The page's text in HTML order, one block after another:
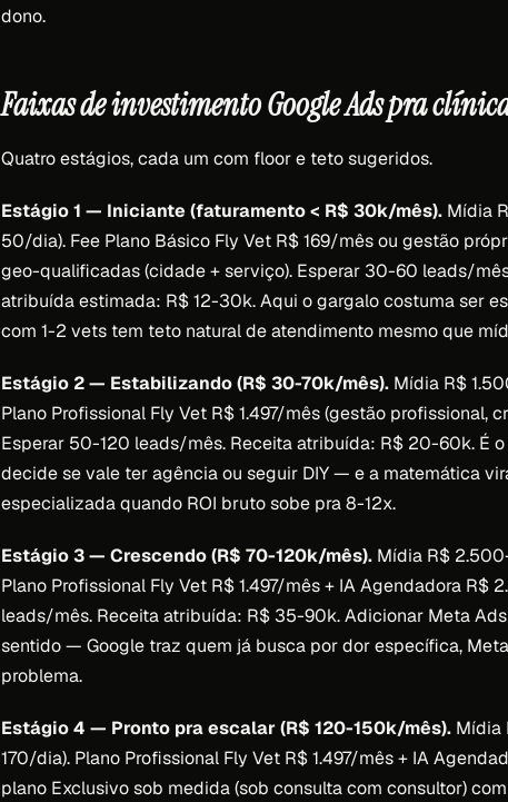
dono.
Faixas de investimento Google Ads pra
Quatro estágios, cada um com floor e teto sugeridos.
Estágio 1 — Iniciante (faturamento < R$ 30k/mês). Mídia
50/dia). Fee Plano Básico Fly Vet R$ 169/mês ou gestão
geo-qualificadas (cidade + serviço). Esperar 30-60 leads/
atribuída estimada: R$ 12-30k. Aqui o gargalo costuma ser
com 1-2 vets tem teto natural de atendimento mesmo que
Estágio 2 — Estabilizando (R$ 30-70k/mês). Mídia R$
Plano Profissional Fly Vet R$ 1.497/mês (gestão profissional,
Esperar 50-120 leads/mês. Receita atribuída: R$ 20-60k. É
decide se vale ter agência ou seguir DIY — e a matemática
especializada quando ROI bruto sobe pra 8-12x.
Estágio 3 — Crescendo (R$ 70-120k/mês). Mídia R$
Plano Profissional Fly Vet R$ 1.497/mês + IA Agendadora R$
leads/mês. Receita atribuída: R$ 35-90k. Adicionar Meta
sentido — Google traz quem já busca por dor específica,
problema.
Estágio 4 — Pronto pra escalar (R$ 120-150k/mês). Mídia
170/dia). Plano Profissional Fly Vet R$ 1.497/mês + IA
plano Exclusivo sob medida (sob consulta com consultor)